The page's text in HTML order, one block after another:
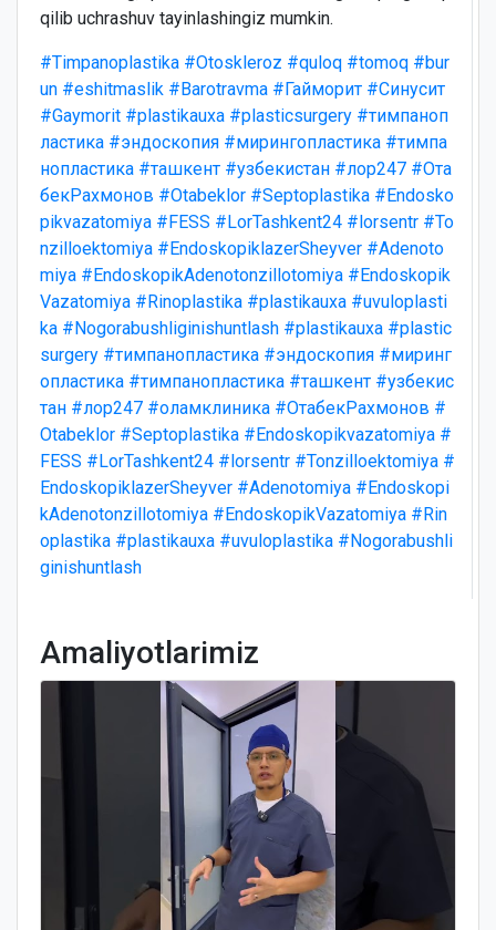
qilib uchrashuv tayinlashingiz mumkin.
#Timpanoplastika #Otoskleroz #quloq #tomoq #bur
un #eshitmaslik #Barotravma #Гайморит #Синусит
#Gaymorit #plastikauxa #plasticsurgery #тимпаноп
ластика #эндоскопия #мирингопластика #тимпа
нопластика #ташкент #узбекистан #лор247 #Ота
бекРахмонов #Otabeklor #Septoplastika #Endosko
pikvazatomiya #FESS #LorTashkent24 #lorsentr #To
nzilloektomiya #EndoskopiklazerSheyver #Adenoto
miya #EndoskopikAdenotonzillotomiya #Endoskopik
Vazatomiya #Rinoplastika #plastikauxa #uvuloplasti
ka #Nogorabushliginishuntlash #plastikauxa #plastic
surgery #тимпанопластика #эндоскопия #миринг
опластика #тимпанопластика #ташкент #узбекис
тан #лор247 #оламклиника #ОтабекРахмонов #
Otabeklor #Septoplastika #Endoskopikvazatomiya #
FESS #LorTashkent24 #lorsentr #Tonzilloektomiya #
EndoskopiklazerSheyver #Adenotomiya #Endoskopi
kAdenotonzillotomiya #EndoskopikVazatomiya #Rin
oplastika #plastikauxa #uvuloplastika #Nogorabushli
ginishuntlash
Amaliyotlarimiz